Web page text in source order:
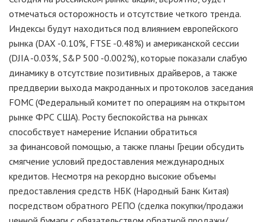
отмечаться осторожность и отсутствие четкого тренда.
Индексы будут находиться под влиянием европейского
рынка (DAX -0.10%, FTSE -0.48%) и американской сессии
(DJIA -0.03%, S&P 500 -0.002%), которые показали слабую
динамику в отсутствие позитивных драйверов, а также
преддверии выхода макроданных и протоколов заседания
FOMC (Федеральный комитет по операциям на открытом
рынке ФРС США). Росту беспокойства на рынках
способствует намерение Испании обратиться
за финансовой помощью, а также планы Греции обсудить
смягчение условий предоставления международных
кредитов. Несмотря на рекордно высокие объемы
предоставления средств НБК (Народный Банк Китая)
посредством обратного РЕПО (сделка покупки/продажи